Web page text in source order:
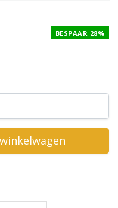
BESPAAR 28%